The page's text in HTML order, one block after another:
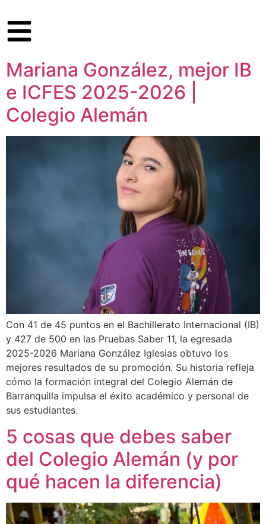
Mariana González, mejor IB
e ICFES 2025-2026 |
Colegio Alemán
Con 41 de 45 puntos en el Bachillerato Internacional (IB)
y 427 de 500 en las Pruebas Saber 11, la egresada
2025-2026 Mariana González Iglesias obtuvo los
mejores resultados de su promoción. Su historia refleja
cómo la formación integral del Colegio Alemán de
Barranquilla impulsa el éxito académico y personal de
sus estudiantes.
5 cosas que debes saber
del Colegio Alemán (y por
qué hacen la diferencia)​